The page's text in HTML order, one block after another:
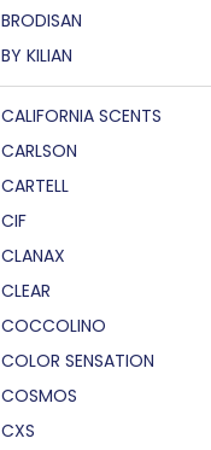
BRODISAN
BY KILIAN
CALIFORNIA SCENTS
CARLSON
CARTELL
CIF
CLANAX
CLEAR
COCCOLINO
COLOR SENSATION
COSMOS
CXS